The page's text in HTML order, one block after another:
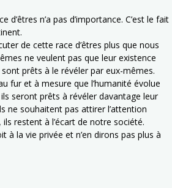
d’êtres n’a pas d’importance. C’est le fait
de cette race d’êtres plus que nous
ne veulent pas que leur existence
prêts à le révéler par eux-mêmes.
fur et à mesure que l’humanité évolue
seront prêts à révéler davantage leur
ne souhaitent pas attirer l’attention
restent à l’écart de notre société.
à la vie privée et n’en dirons pas plus à